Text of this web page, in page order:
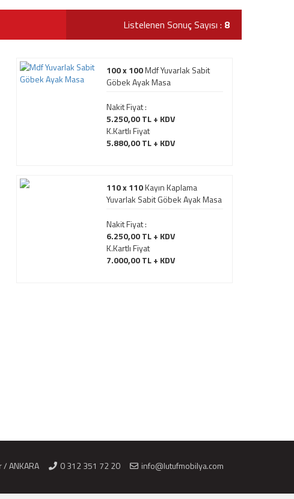
Listelenen Sonuç Sayısı : 8
100 x 100Mdf Yuvarlak Sabit
Göbek Ayak Masa
Nakit Fiyat :
5.250,00 TL + KDV
K.Kartlı Fiyat
5.880,00 TL + KDV
110 x 110Kayın Kaplama
Yuvarlak Sabit Göbek Ayak Masa
Nakit Fiyat :
6.250,00 TL + KDV
K.Kartlı Fiyat
7.000,00 TL + KDV
ANKARA 0 312 351 72 20 info@lutufmobilya.com